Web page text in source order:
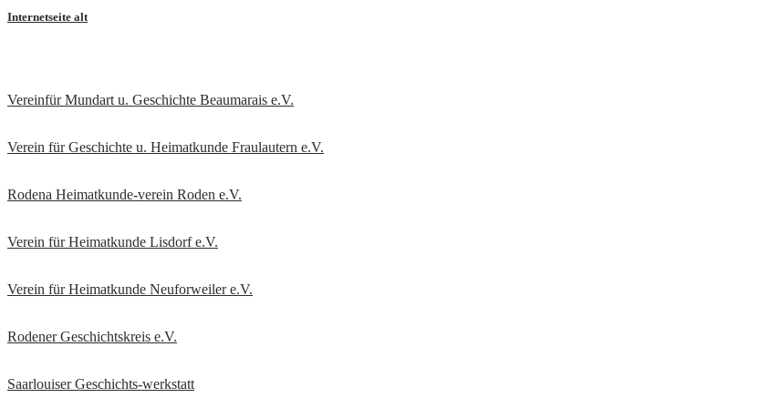
Internetseite alt
Vereinfür Mundart u. Geschichte Beaumarais e.V.
Verein für Geschichte u. Heimatkunde Fraulautern e.V.
Rodena Heimatkunde-verein Roden e.V.
Verein für Heimatkunde Lisdorf e.V.
Verein für Heimatkunde Neuforweiler e.V.
Rodener Geschichtskreis e.V.
Saarlouiser Geschichts-werkstatt